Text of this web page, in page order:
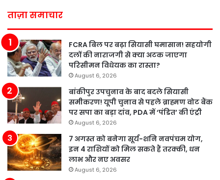
ताज़ा समाचार
FCRA बिल पर बढ़ा सियासी घमासान! सहयोगी
दलों की नाराजगी से क्या अटक जाएगा
परिसीमन विधेयक का रास्ता?
August 6, 2026
बांकीपुर उपचुनाव के बाद बदले सियासी
समीकरण! यूपी चुनाव से पहले ब्राह्मण वोट बैंक
पर सपा का बड़ा दांव, PDA में ‘पंडित’ की एंट्री
August 6, 2026
7 अगस्त को बनेगा सूर्य-शनि नवपंचम योग,
इन 4 राशियों को मिल सकते हैं तरक्की, धन
लाभ और नए अवसर
August 6, 2026